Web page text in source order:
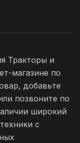
Тракторы и
магазине по
добавьте
позвоните по
широкий
с